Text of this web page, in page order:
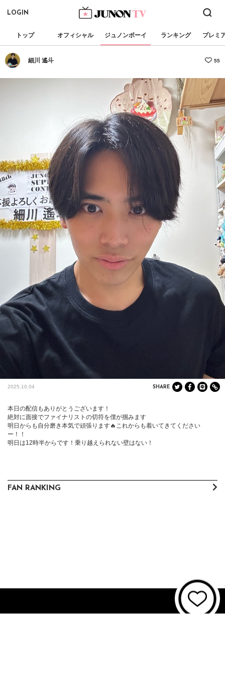
LOGIN
トップ オフィシャル ジュノンボーイ ランキング プレミ
細川 遙斗 55
2025.10.04 SHARE
本日の配信もありがとうございます！
絶対に面接でファイナリストの切符を僕が掴みます
明日からも自分磨き本気で頑張ります🔥これからも着いてきてください
ー！！
明日は12時半からです！乗り越えられない壁はない！
FAN RANKING
About JUNON TV お問い合わせ FAQ 利用規約
個人情報保護方針